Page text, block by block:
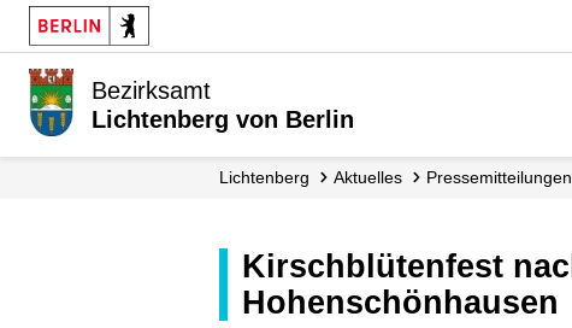
Bezirksamt
Lichtenberg von Berlin
Lichtenberg Aktuelles Presse­mitteilungen
Kirschblütenfest nach Restaurierung des Japanischen Tores in
Hohenschönhausen